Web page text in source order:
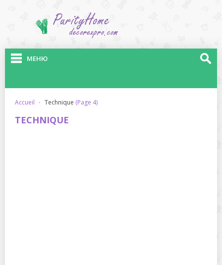
МЕНЮ
accueil · technique (Page 4)
TECHNIQUE